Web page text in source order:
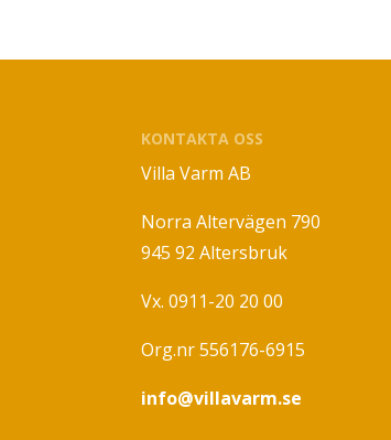
KONTAKTA OSS
Villa Varm AB
Norra Altervägen 790
945 92 Altersbruk
Vx. 0911-20 20 00
Org.nr 556176-6915
info@villavarm.se